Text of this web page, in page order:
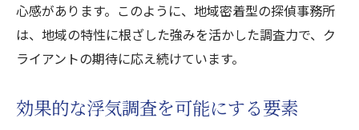
心感があります。このように、地域密着型の探偵事務所
は、地域の特性に根ざした強みを活かした調査力で、ク
ライアントの期待に応え続けています。
効果的な浮気調査を可能にする要素